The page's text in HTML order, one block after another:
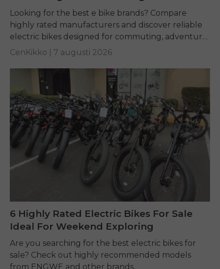
Looking for the best e bike brands? Compare
highly rated manufacturers and discover reliable
electric bikes designed for commuting, adventure,
and everyday riding.
CenKikko | 7 augusti 2026
6 Highly Rated Electric Bikes For Sale
Ideal For Weekend Exploring
Are you searching for the best electric bikes for
sale? Check out highly recommended models
from ENGWE and other brands.